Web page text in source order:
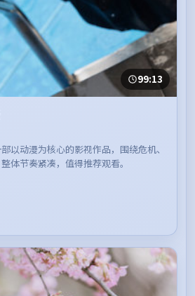
99:13
以动漫为核心的影视作品，围绕危机、
体节奏紧凑，值得推荐观看。